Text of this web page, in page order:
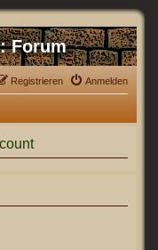
Forum
Anmelden
Registrieren